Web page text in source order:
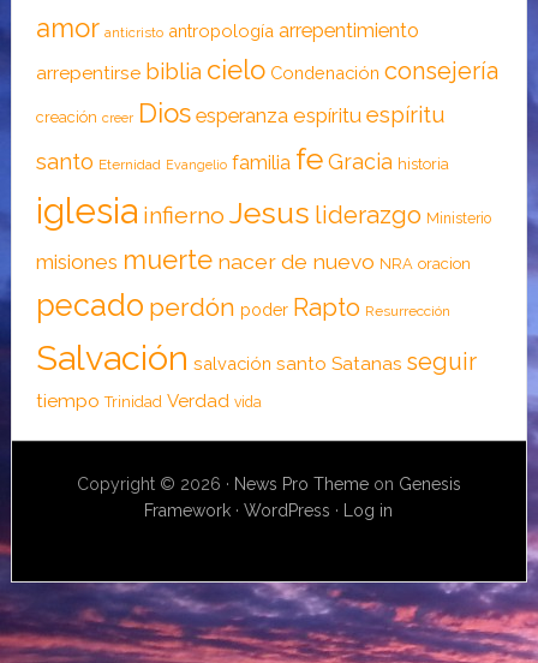
amor anticristo antropología arrepentimiento
arrepentirse biblia cielo Condenación consejería
creación creer Dios esperanza espíritu espíritu
santo Eternidad Evangelio familia feGracia historia
iglesia infierno Jesus liderazgo Ministerio
misiones muerte nacer de nuevo NRA oracion
pecado perdón poder Rapto Resurrección
Salvación salvación santo Satanas seguir
tiempo Trinidad Verdad vida
Copyright © 2026 · News Pro Themeon Genesis
Framework ·WordPress · Log in